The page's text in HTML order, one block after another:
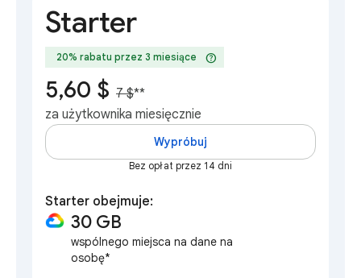
Starter
20% rabatu przez 3 miesiące help
5,60 $ 7 $**
za użytkownika miesięcznie
Wypróbuj
Bez opłat przez 14 dni
Starter obejmuje:
30 GB
wspólnego miejsca na dane na
osobę*